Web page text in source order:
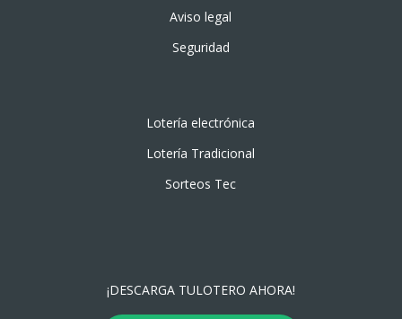
Aviso legal
Seguridad
Lotería electrónica
Lotería Tradicional
Sorteos Tec
¡DESCARGA TULOTERO AHORA!